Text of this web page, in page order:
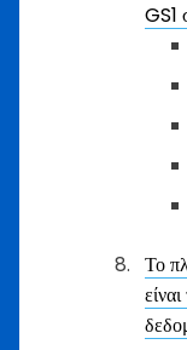
GS1
Το